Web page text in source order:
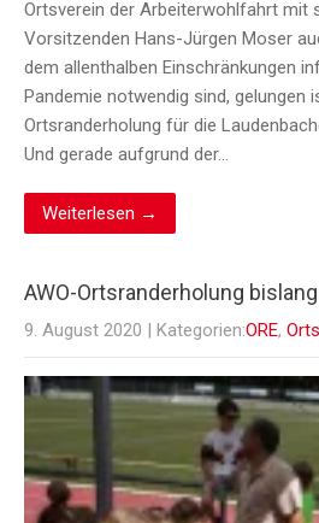
Ortsverein der Arbeiterwohlfahrt mit
Vorsitzenden Hans-Jürgen Moser
dem allenthalben Einschränkungen
Pandemie notwendig sind, gelungen
Ortsranderholung für die
Und gerade aufgrund der…
Weiterlesen →
AWO-Ortsranderholung
9. August 2020 | Kategorien:ORE,